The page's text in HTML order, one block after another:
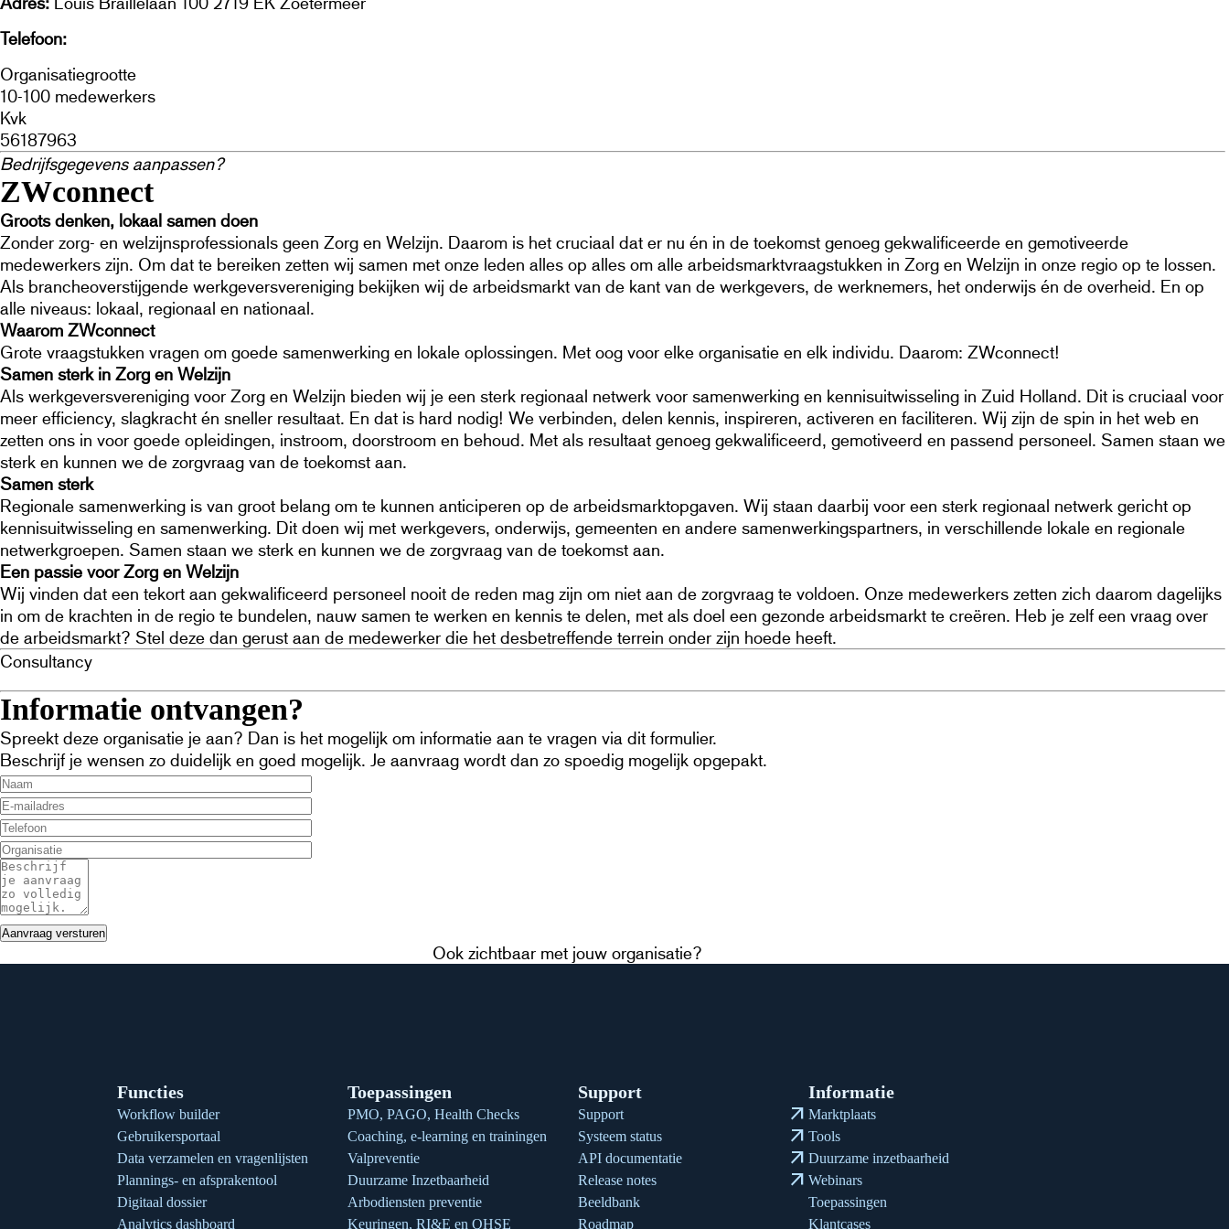
Telefoon
Organisatiegrootte
10-100 medewerkers
Kvk
56187963
Bedrijfsgegevens aanpassen?
ZWconnect
Groots denken, lokaal samen doen
Zonder zorg- en welzijnsprofessionals geen Zorg en Welzijn. Daarom is het cruciaal dat er nu én in de toekomst genoeg gekwalificeerde en gemotiveerde
medewerkers zijn. Om dat te bereiken zetten wij samen met onze leden alles op alles om alle arbeidsmarktvraagstukken in Zorg en Welzijn in onze regio op te lossen.
Als brancheoverstijgende werkgeversvereniging bekijken wij de arbeidsmarkt van de kant van de werkgevers, de werknemers, het onderwijs én de overheid. En op
alle niveaus: lokaal, regionaal en nationaal.
Waarom ZWconnect
Grote vraagstukken vragen om goede samenwerking en lokale oplossingen. Met oog voor elke organisatie en elk individu. Daarom: ZWconnect!
Samen sterk in Zorg en Welzijn
Als werkgeversvereniging voor Zorg en Welzijn bieden wij je een sterk regionaal netwerk voor samenwerking en kennisuitwisseling in Zuid Holland. Dit is cruciaal voor
meer efficiency, slagkracht én sneller resultaat. En dat is hard nodig! We verbinden, delen kennis, inspireren, activeren en faciliteren. Wij zijn de spin in het web en
zetten ons in voor goede opleidingen, instroom, doorstroom en behoud. Met als resultaat genoeg gekwalificeerd, gemotiveerd en passend personeel. Samen staan we
sterk en kunnen we de zorgvraag van de toekomst aan.
Samen sterk
Regionale samenwerking is van groot belang om te kunnen anticiperen op de arbeidsmarktopgaven. Wij staan daarbij voor een sterk regionaal netwerk gericht op
kennisuitwisseling en samenwerking. Dit doen wij met werkgevers, onderwijs, gemeenten en andere samenwerkingspartners, in verschillende lokale en regionale
netwerkgroepen. Samen staan we sterk en kunnen we de zorgvraag van de toekomst aan.
Een passie voor Zorg en Welzijn
Wij vinden dat een tekort aan gekwalificeerd personeel nooit de reden mag zijn om niet aan de zorgvraag te voldoen. Onze medewerkers zetten zich daarom dagelijks
in om de krachten in de regio te bundelen, nauw samen te werken en kennis te delen, met als doel een gezonde arbeidsmarkt te creëren. Heb je zelf een vraag over
de arbeidsmarkt? Stel deze dan gerust aan de medewerker die het desbetreffende terrein onder zijn hoede heeft.
Consultancy
Informatie ontvangen?
Spreekt deze organisatie je aan? Dan is het mogelijk om informatie aan te vragen via dit formulier.
Beschrijf je wensen zo duidelijk en goed mogelijk. Je aanvraag wordt dan zo spoedig mogelijk opgepakt.
Ook zichtbaar met jouw organisatie?
Functies
Workflow builder
Gebruikersportaal
Data verzamelen en vragenlijsten
Plannings- en afsprakentool
Digitaal dossier
Analytics dashboard
Toepassingen
PMO, PAGO, Health Checks
Coaching, e-learning en trainingen
Valpreventie
Duurzame Inzetbaarheid
Arbodiensten preventie
Keuringen, RI&E en QHSE
Support
Support arrow_outward
Systeem status arrow_outward
API documentatie arrow_outward
Release notes arrow_outward
Beeldbank
Roadmap
Informatie
Marktplaats
Tools
Duurzame inzetbaarheid
Webinars
Toepassingen
Klantcases